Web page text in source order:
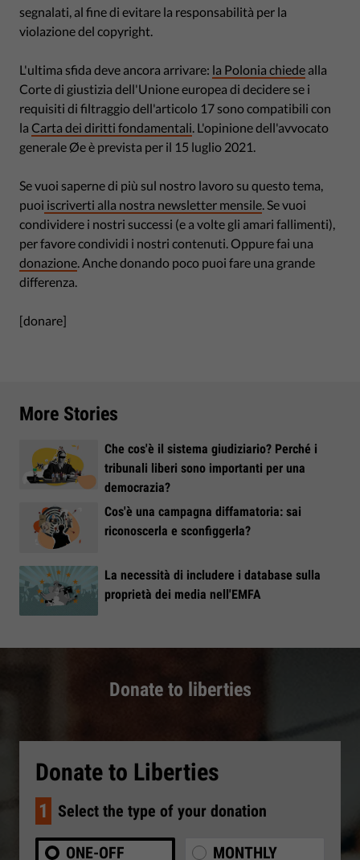
segnalati, al fine di evitare la responsabilità per la
violazione del copyright.
L'ultima sfida deve ancora arrivare: la Polonia chiede alla
Corte di giustizia dell'Unione europea di decidere se i
requisiti di filtraggio dell'articolo 17 sono compatibili con
la Carta dei diritti fondamentali . L'opinione dell'avvocato
generale Øe è prevista per il 15 luglio 2021.
Se vuoi saperne di più sul nostro lavoro su questo tema,
puoi iscriverti alla nostra newsletter mensile . Se vuoi
condividere i nostri successi (e a volte gli amari fallimenti),
per favore condividi i nostri contenuti. Oppure fai una
donazione . Anche donando poco puoi fare una grande
differenza.
[donare]
More Stories
Che cos'è il sistema giudiziario? Perché i
tribunali liberi sono importanti per una
democrazia?
Cos'è una campagna diffamatoria: sai
riconoscerla e sconfiggerla?
La necessità di includere i database sulla
proprietà dei media nell'EMFA
Donate to liberties
Donate to Liberties
1 Select the type of your donation
ONE-OFF MONTHLY